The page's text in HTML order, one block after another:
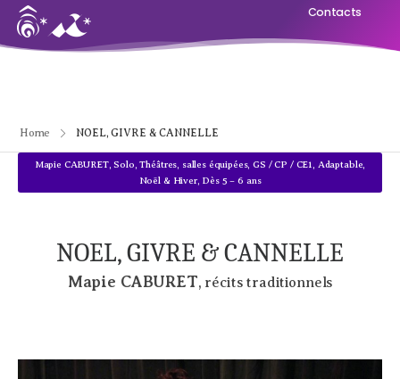
Contacts
Home NOEL, GIVRE & CANNELLE
Mapie CABURET,Solo ,Théâtres, salles équipées,GS / CP / CE1 Adaptable
Noël & Hiver, Dès 5 – 6 ans
NOEL, GIVRE & CANNELLE
Mapie CABURET, récits traditionnels